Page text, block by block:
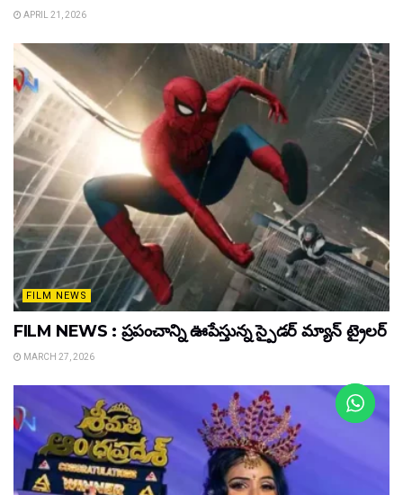
APRIL 21, 2026
FILM NEWS
FILM NEWS : ప్రపంచాన్ని ఊపేస్తున్న స్పైడర్ మ్యాన్ ట్రైలర్
MARCH 27, 2026